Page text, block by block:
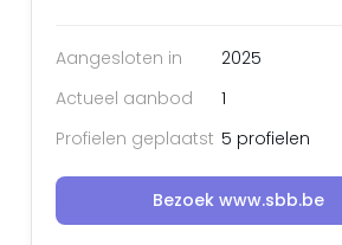
Aangesloten in
2025
Actueel aanbod
1
Profielen geplaatst 5 profielen
Bezoek www.sbb.be